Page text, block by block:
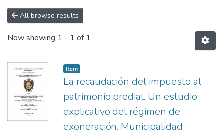
All browse results
Now showing 1 - 1 of 1
Item
La recaudación del impuesto al
patrimonio predial. Un estudio
explicativo del régimen de
exoneración. Municipalidad